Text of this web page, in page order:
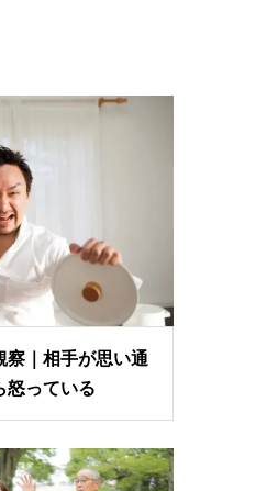
察｜相手が思い通
怒っている